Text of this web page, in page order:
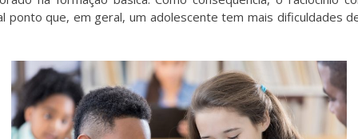
ponto que, em geral, um adolescente tem mais dificuldades